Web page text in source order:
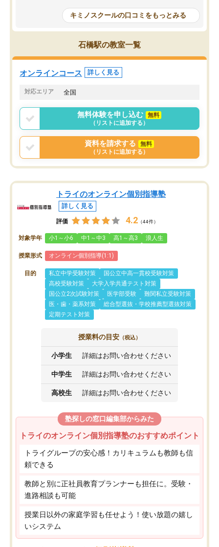
はなくなりました。
講師の方との距離も近く、親身なコー
チングのおかげで、停滞期もモチベー
ションを維持できました。「やらされ
る勉強」から「目標のための勉強」へ
意識が変わったことが、目標校への合
の仕方をコーチングして
ルなので、家での学習習
身につきました。結果と
た。自分から学ぶ姿勢を
キミノスクールの口コミをもっとみる
石橋駅の教室一覧
オンラインコース 詳しく見る
対応エリア 全国
無料体験を申し込む
無料
（リストに追加する）
資料を請求する
無料
（リストに追加する）
トライのオンライン個別指導塾
詳しく見る
評価 4.2 （44件）
対象学年 小1～小6 中1～中3 高1～高3 浪人生
授業形式 オンライン個別指導(1:1)
目的 私立中学受験対策
国公立中高一貫校受験対策
高校受験対策
大学入学共通テスト対策
国公立2次試験対策
医学部受験
難関私立受験対策
医・歯・薬系対策
総合型選抜・学校推薦型選抜対策
定期テスト対策
授業料の目安 （税込）
小学生 詳細はお問い合わせください
中学生 詳細はお問い合わせください
高校生 詳細はお問い合わせください
塾探しの窓口編集部からみた
トライのオンライン個別指導塾のおすすめポイント
トライグループの安心感！カリキュラムも教師も信
頼できる
教師と別に正社員教育プランナーも担任に。受験・
進路相談も可能
授業日以外の家庭学習も任せよう！使い放題の嬉し
いシステム